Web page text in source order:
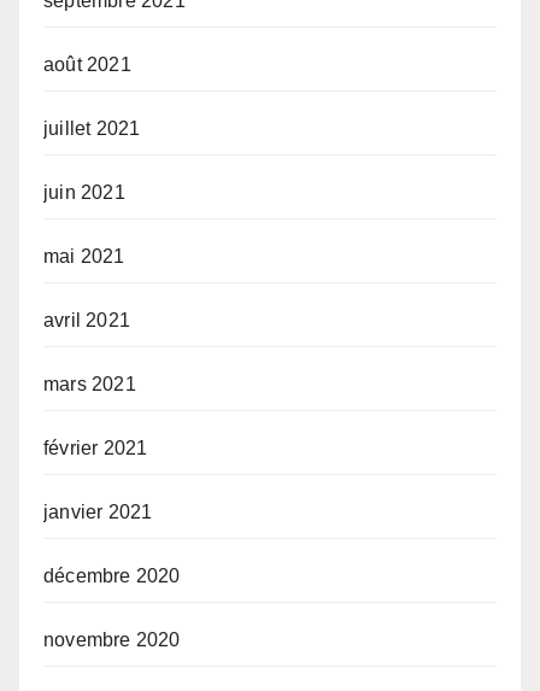
août 2021
juillet 2021
juin 2021
mai 2021
avril 2021
mars 2021
février 2021
janvier 2021
décembre 2020
novembre 2020